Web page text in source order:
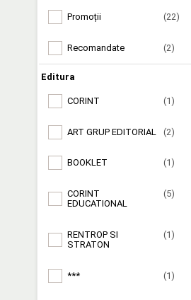
Promoții (22)
Recomandate (2)
Editura
CORINT (1)
ART GRUP EDITORIAL (2)
BOOKLET (1)
CORINT
EDUCATIONAL
(5)
RENTROP SI
STRATON
(1)
*** (1)